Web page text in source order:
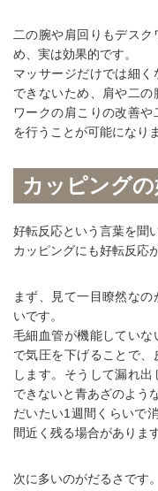
二の腕や肩回りもデス
め、実は効果的です。
マッサージだけでは細
できないため、肩や二
ワークの肩こりの改善
を行うことが可能になり
カッピング
好転反応という言葉を聞
カッピングにも好転反応
まず、見て一目瞭然な
いです。
毛細血管が機能していな
で気圧を下げることで
します。そうして漏れ
できないと青あざのよう
だいたい1週間くらいで
間近く残る場合があります
次に多いのがだるさです。